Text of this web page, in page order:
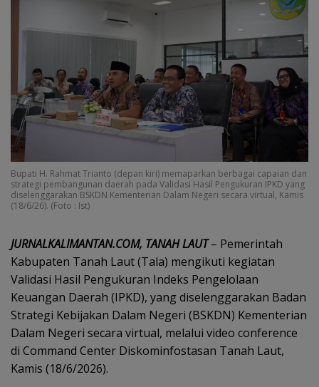
Bupati H. Rahmat Trianto (depan kiri) memaparkan berbagai capaian dan
strategi pembangunan daerah pada Validasi Hasil Pengukuran IPKD yang
diselenggarakan BSKDN Kementerian Dalam Negeri secara virtual, Kamis
(18/6/26). (Foto : Ist)
JURNALKALIMANTAN.COM, TANAH LAUT– Pemerintah
Kabupaten Tanah Laut (Tala) mengikuti kegiatan
Validasi Hasil Pengukuran Indeks Pengelolaan
Keuangan Daerah (IPKD), yang diselenggarakan Badan
Strategi Kebijakan Dalam Negeri (BSKDN) Kementerian
Dalam Negeri secara virtual, melalui video conference
di Command Center Diskominfostasan Tanah Laut,
Kamis (18/6/2026).